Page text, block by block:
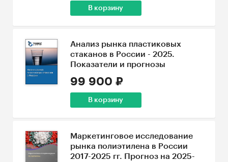
В корзину
Анализ рынка пластиковых
стаканов в России - 2025.
Показатели и прогнозы
99 900 ₽
В корзину
Маркетинговое исследование
рынка полиэтилена в России
2017-2025 гг. Прогноз на 2025-